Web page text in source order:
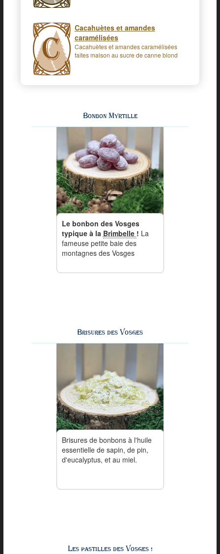
Cacahuètes et amandes
caramélisées
Cacahuètes et amandes caramélisées
faites maison au sucre de canne blond
Bonbon Myrtille
Le bonbon des Vosges
typique à la Brimbelle ! La
fameuse petite baie des
montagnes des Vosges
Brisures des Vosges
Brisures de bonbons à l'huile
essentielle de sapin, de pin,
d'eucalyptus, et au miel.
Les pastilles des Vosges !